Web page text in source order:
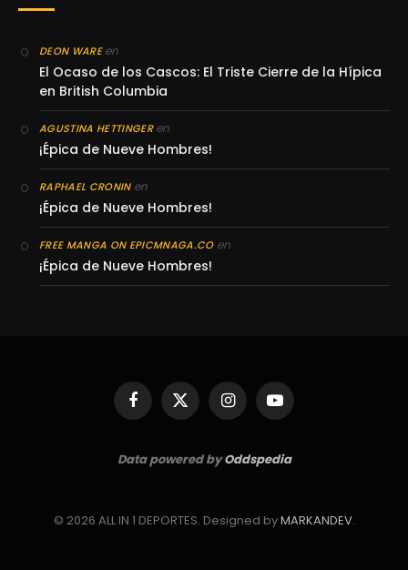
DEON WAREen
El Ocaso de los Cascos: El Triste Cierre de la Hípica
en British Columbia
AGUSTINA HETTINGERen
¡Épica de Nueve Hombres!
RAPHAEL CRONINen
¡Épica de Nueve Hombres!
FREE MANGA ON EPICMNAGA.COen
¡Épica de Nueve Hombres!
Facebook
X
(Twitter)
InstagramYouTube
Data powered byOddspedia
© 2026 ALL IN 1 DEPORTES. Designed byMARKANDEV.